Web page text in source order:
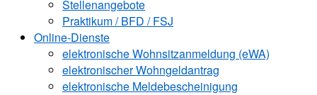
Stellenangebote
Praktikum / BFD / FSJ
Online-Dienste
elektronische Wohnsitzanmeldung (eWA)
elektronischer Wohngeldantrag
elektronische Meldebescheinigung